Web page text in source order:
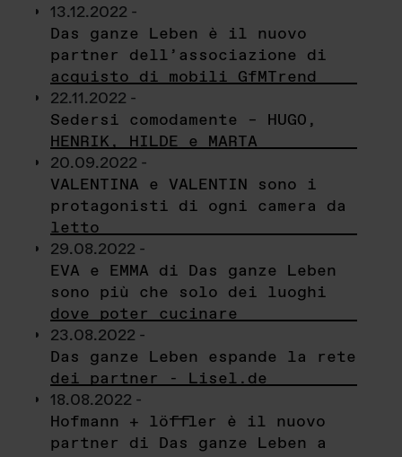
13.12.2022 -
Das ganze Leben è il nuovo
partner dell’associazione di
acquisto di mobili GfMTrend
22.11.2022 -
Sedersi comodamente – HUGO,
HENRIK, HILDE e MARTA
20.09.2022 -
VALENTINA e VALENTIN sono i
protagonisti di ogni camera da
letto
29.08.2022 -
EVA e EMMA di Das ganze Leben
sono più che solo dei luoghi
dove poter cucinare
23.08.2022 -
Das ganze Leben espande la rete
dei partner - Lisel.de
18.08.2022 -
Hofmann + löffler è il nuovo
partner di Das ganze Leben a